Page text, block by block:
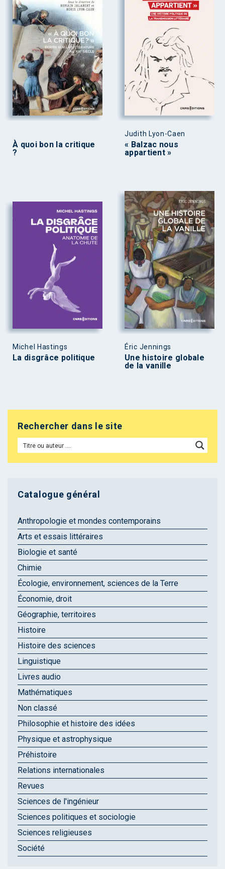
À quoi bon la critique
?
Judith Lyon-Caen
« Balzac nous
appartient »
Michel Hastings
La disgrâce politique
Éric Jennings
Une histoire globale
de la vanille
Rechercher dans le site
Catalogue général
Anthropologie et mondes contemporains
Arts et essais littéraires
Biologie et santé
Chimie
Écologie, environnement, sciences de la Terre
Économie, droit
Géographie, territoires
Histoire
Histoire des sciences
Linguistique
Livres audio
Mathématiques
Non classé
Philosophie et histoire des idées
Physique et astrophysique
Préhistoire
Relations internationales
Revues
Sciences de l'ingénieur
Sciences politiques et sociologie
Sciences religieuses
Société